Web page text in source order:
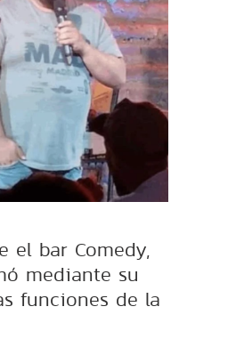
el bar Comedy,
mediante su
funciones de la